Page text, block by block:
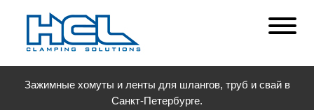
Зажимные хомуты и ленты для шлангов, труб и свай в
Санкт-Петербурге.